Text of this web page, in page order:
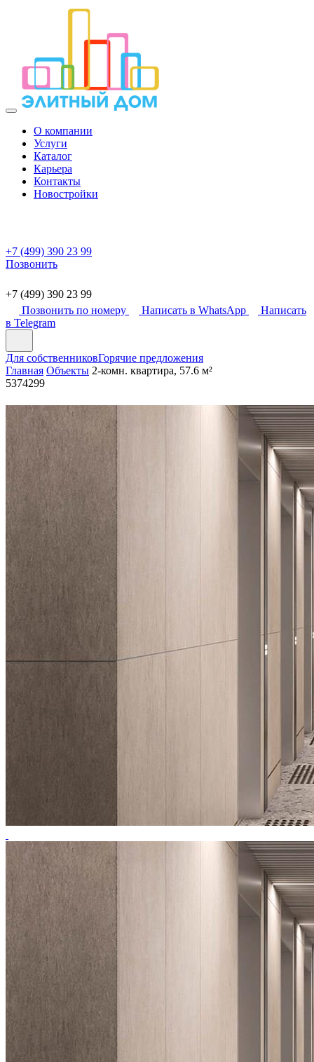
О компании
Услуги
Каталог
Карьера
Контакты
Новостройки
+7 (499) 390 23 99
Позвонить
+7 (499) 390 23 99
Позвонить по номеру
Написать в WhatsApp
Написать
в Telegram
Для собственниковГорячие предложения
Главная Объекты 2-комн. квартира, 57.6 м²
5374299